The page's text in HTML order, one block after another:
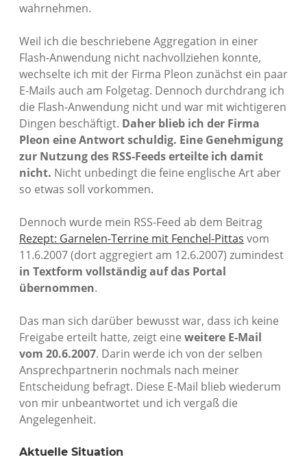
wahrnehmen.
Weil ich die beschriebene Aggregation in einer
Flash-Anwendung nicht nachvollziehen konnte,
wechselte ich mit der Firma Pleon zunächst ein paar
E-Mails auch am Folgetag. Dennoch durchdrang ich
die Flash-Anwendung nicht und war mit wichtigeren
Dingen beschäftigt. Daher blieb ich der Firma
Pleon eine Antwort schuldig. Eine Genehmigung
zur Nutzung des RSS-Feeds erteilte ich damit
nicht. Nicht unbedingt die feine englische Art aber
so etwas soll vorkommen.
Dennoch wurde mein RSS-Feed ab dem Beitrag
Rezept: Garnelen-Terrine mit Fenchel-Pittas vom
11.6.2007 (dort aggregiert am 12.6.2007) zumindest
in Textform vollständig auf das Portal
übernommen.
Das man sich darüber bewusst war, dass ich keine
Freigabe erteilt hatte, zeigt eine weitere E-Mail
vom 20.6.2007. Darin werde ich von der selben
Ansprechpartnerin nochmals nach meiner
Entscheidung befragt. Diese E-Mail blieb wiederum
von mir unbeantwortet und ich vergaß die
Angelegenheit.
Aktuelle Situation